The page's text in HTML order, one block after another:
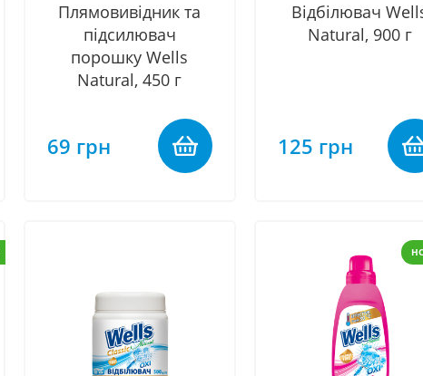
Плямовивідник та
підсилювач
порошку Wells
Natural, 450 г
69 грн
Відбілювач
Natural, 900 г
125 грн